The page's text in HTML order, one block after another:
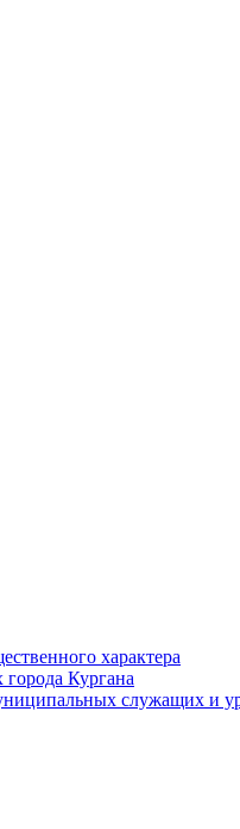
характера
Кургана
служащих и